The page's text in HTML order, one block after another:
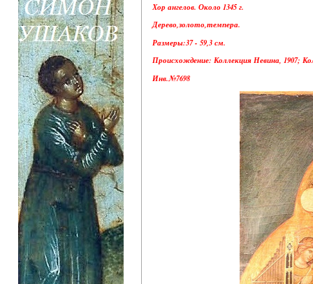
Хор ангелов. Около 1345 г.
Дерево,золото,темпера.
Размеры:37 - 59,3 см.
Происхождение: Коллекция Невина, 1907;
Инв.№7698